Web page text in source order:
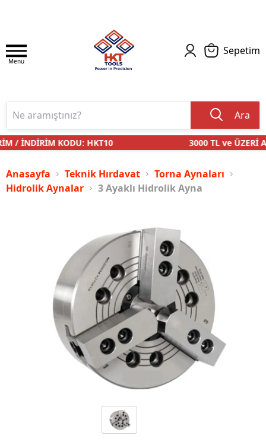
Menu
Sepetim
Ara
/ İNDİRİM KODU: HKT10 3000 TL ve ÜZERİ
Anasayfa Teknik Hırdavat
Torna Aynaları
Hidrolik Aynalar
3 Ayaklı Hidrolik Ayna